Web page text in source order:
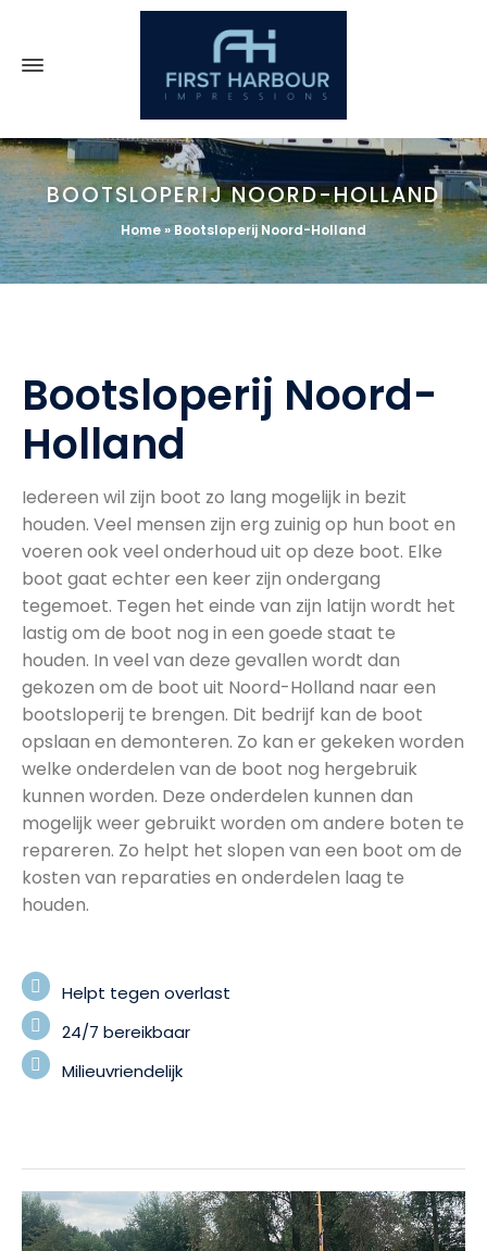
BOOTSLOPERIJ NOORD-HOLLAND
Home»Bootsloperij Noord-Holland
Bootsloperij Noord-
Holland
Iedereen wil zijn boot zo lang mogelijk in bezit
houden. Veel mensen zijn erg zuinig op hun boot en
voeren ook veel onderhoud uit op deze boot. Elke
boot gaat echter een keer zijn ondergang
tegemoet. Tegen het einde van zijn latijn wordt het
lastig om de boot nog in een goede staat te
houden. In veel van deze gevallen wordt dan
gekozen om de boot uit Noord-Holland naar een
bootsloperij te brengen. Dit bedrijf kan de boot
opslaan en demonteren. Zo kan er gekeken worden
welke onderdelen van de boot nog hergebruik
kunnen worden. Deze onderdelen kunnen dan
mogelijk weer gebruikt worden om andere boten te
repareren. Zo helpt het slopen van een boot om de
kosten van reparaties en onderdelen laag te
houden.
Helpt tegen overlast
24/7 bereikbaar
Milieuvriendelijk